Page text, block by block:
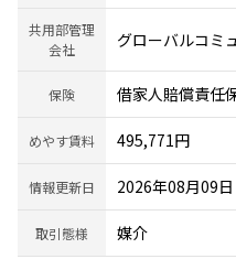
共用部管理
会社
グローバルコミ
保険 借家人賠償責任
めやす賃料 495,771円
情報更新日 2026年08月09日
取引態様 媒介